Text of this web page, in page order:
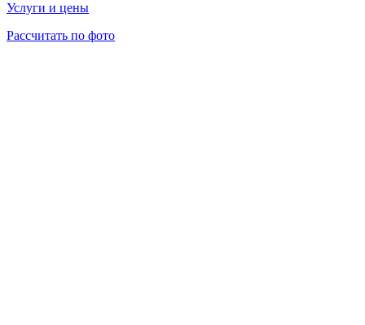
Услуги и цены
Рассчитать по фото